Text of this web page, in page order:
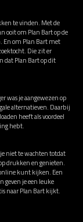
te vinden. Met de
ooit om Plan Bart op de
En om Plan Bart met
Die zit er
dat Plan Bart op dit
was je aangewezen op
alternatieven. Daarbij
heeft als voordeel
hebt.
niet te wachten totdat
drukken en genieten.
kunt kijken. Een
geven je een leuke
naar Plan Bart kijkt.